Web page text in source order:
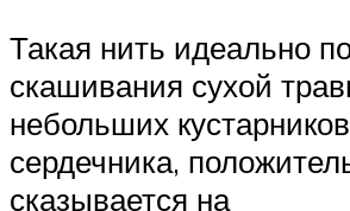
Такая нить идеально
скашивания сухой
небольших
сердечника,
сказывается на